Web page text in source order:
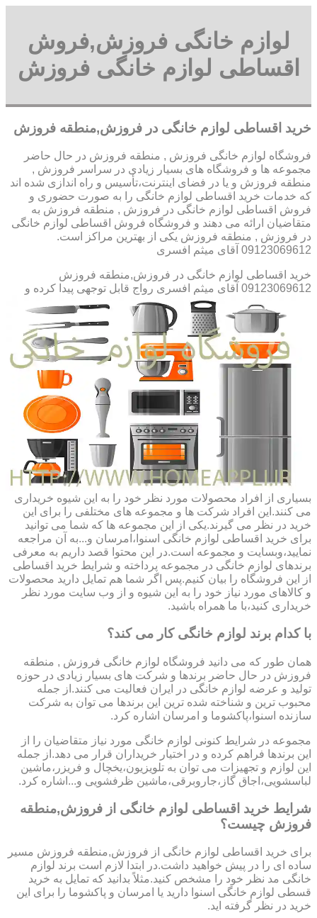
لوازم خانگی فروزش,فروش
اقساطی لوازم خانگی فروزش
خرید اقساطی لوازم خانگی در فروزش,منطقه فروزش
فروشگاه لوازم خانگی فروزش , منطقه فروزش در حال حاضر
مجموعه ها و فروشگاه های بسیار زیادی در سراسر فروزش ,
منطقه فروزش و یا در فضای اینترنت،تأسیس و راه اندازی شده اند
که خدمات خرید اقساطی لوازم خانگی را به صورت حضوری و
فروش اقساطی لوازم خانگی در فروزش , منطقه فروزش به
متقاضیان ارائه می دهند و فروشگاه فروش اقساطی لوازم خانگی
در فروزش , منطقه فروزش یکی از بهترین مراکز است.
09123069612 آقای میثم افسری
خرید اقساطی لوازم خانگی در فروزش,منطقه فروزش
09123069612 آقای میثم افسری
رواج قابل توجهی پیدا کرده و
بسیاری از افراد محصولات مورد نظر خود را به این شیوه خریداری
می کنند.این افراد شرکت ها و مجموعه های مختلفی را برای این
خرید در نظر می گیرند.یکی از این مجموعه ها که شما می توانید
برای خرید اقساطی لوازم خانگی اسنوا،امرسان و...به آن مراجعه
نمایید،وبسایت و مجموعه است.در این محتوا قصد داریم به معرفی
برندهای لوازم خانگی در مجموعه پرداخته و شرایط خرید اقساطی
از این فروشگاه را بیان کنیم.پس اگر شما هم تمایل دارید محصولات
و کالاهای مورد نیاز خود را به این شیوه و از وب سایت مورد نظر
خریداری کنید،با ما همراه باشید.
با کدام برند لوازم خانگی کار می کند؟
همان طور که می دانید فروشگاه لوازم خانگی فروزش , منطقه
فروزش در حال حاضر برندها و شرکت های بسیار زیادی در حوزه
تولید و عرضه لوازم خانگی در ایران فعالیت می کنند.از جمله
محبوب ترین و شناخته شده ترین این برندها می توان به شرکت
سازنده اسنوا،پاکشوما و امرسان اشاره کرد.
مجموعه در شرایط کنونی لوازم خانگی مورد نیاز متقاضیان را از
این برندها فراهم کرده و در اختیار خریداران قرار می دهد.از جمله
این لوازم و تجهیزات می توان به تلویزیون،یخچال و فریزر،ماشین
لباسشویی،اجاق گاز،جاروبرقی،ماشین ظرفشویی و...اشاره کرد.
شرایط خرید اقساطی لوازم خانگی از فروزش,منطقه
فروزش چیست؟
برای خرید اقساطی لوازم خانگی از فروزش,منطقه فروزش مسیر
ساده ای را در پیش خواهید داشت.در ابتدا لازم است برند لوازم
خانگی مد نظر خود را مشخص کنید.مثلاً بدانید که تمایل به خرید
قسطی لوازم خانگی اسنوا دارید یا امرسان و پاکشوما را برای این
خرید در نظر گرفته اید.